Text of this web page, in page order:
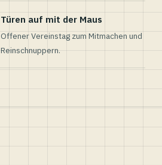
Türen auf mit der Maus
Offener Vereinstag zum Mitmachen und
Reinschnuppern.